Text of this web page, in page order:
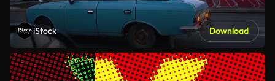
iStock Download